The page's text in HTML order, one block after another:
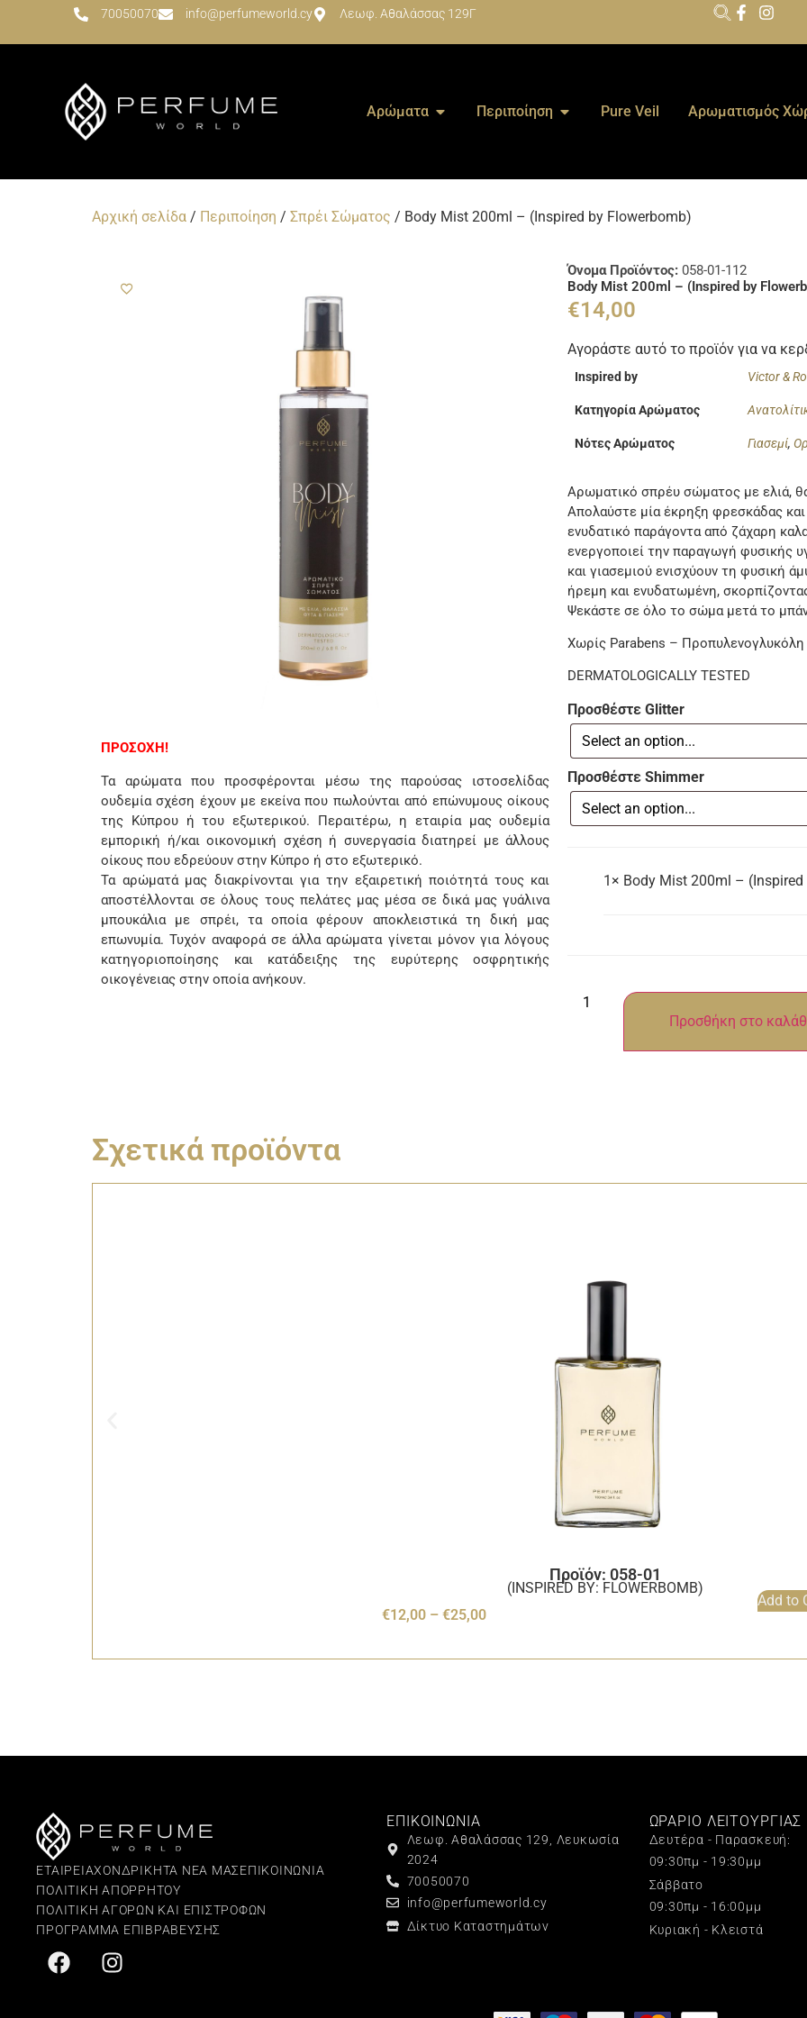
70050070 info@perfumeworld.cy Λεωφ. Αθαλάσσας 129Γ
Αρώματα Περιποίηση Pure Veil Αρωματισμός
Αρχική σελίδα / Περιποίηση / Σπρέι Σώματος / Body Mist 200ml – (Inspired by Flowerbomb)
ΠΡΟΣΟΧΗ!
Τα αρώματα που προσφέρονται μέσω της παρούσας ιστοσελίδας
ουδεμία σχέση έχουν με εκείνα που πωλούνται από επώνυμους οίκους
της Κύπρου ή του εξωτερικού. Περαιτέρω, η εταιρία μας ουδεμία
εμπορική ή/και οικονομική σχέση ή συνεργασία διατηρεί με άλλους
οίκους που εδρεύουν στην Κύπρο ή στο εξωτερικό.
Τα αρώματά μας διακρίνονται για την εξαιρετική ποιότητά τους και
αποστέλλονται σε όλους τους πελάτες μας μέσα σε δικά μας γυάλινα
μπουκάλια με σπρέι, τα οποία φέρουν αποκλειστικά τη δική μας
επωνυμία. Τυχόν αναφορά σε άλλα αρώματα γίνεται μόνον για λόγους
κατηγοριοποίησης και κατάδειξης της ευρύτερης οσφρητικής
οικογένειας στην οποία ανήκουν.
Όνομα Προϊόντος:058-01-112
Body Mist 200ml – (Inspired by
€14,00
Αγοράστε αυτό το προϊόν για να
Inspired by Victor &
Κατηγορία Αρώματος
Νότες Αρώματος Γιασεμί,
Αρωματικό σπρέυ σώματος με ελιά,
Απολαύστε μία έκρηξη φρεσκάδας
ενυδατικό παράγοντα από ζάχαρη
ενεργοποιεί την παραγωγή φυσικής
και γιασεμιού ενισχύουν τη φυσική
ήρεμη και ενυδατωμένη,
Ψεκάστε σε όλο το σώμα μετά το
Χωρίς Parabens –
DERMATOLOGICALLY TESTED
Προσθέστε Glitter
Προσθέστε Shimmer
1× Body Mist 200ml –
Προσθήκη στο
Σχετικά προϊόντα
Προϊόν: 058-01
(INSPIRED BY: FLOWERBOMB)
€12,00 – €25,00
Add to
ΕΤΑΙΡΕΙΑΧΟΝΔΡΙΚΗΤΑ ΝΕΑ ΜΑΣΕΠΙΚΟΙΝΩΝΙΑ
ΠΟΛΙΤΙΚΗ ΑΠΟΡΡΗΤΟΥ
ΠΟΛΙΤΙΚΗ ΑΓΟΡΩΝ ΚΑΙ ΕΠΙΣΤΡΟΦΩΝ
ΠΡΟΓΡΑΜΜΑ ΕΠΙΒΡΑΒΕΥΣΗΣ
ΕΠΙΚΟΙΝΩΝΙΑ
Λεωφ. Αθαλάσσας 129, Λευκωσία
2024
70050070
info@perfumeworld.cy
Δίκτυο Καταστημάτων
ΩΡΑΡΙΟ ΛΕΙΤΟΥΡΓΙΑΣ
Δευτέρα - Παρασκευή:
09:30πμ - 19:30μμ
Σάββατο
09:30πμ - 16:00μμ
Κυριακή - Κλειστά